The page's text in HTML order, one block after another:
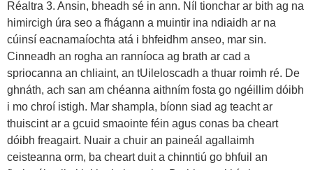
Réaltra 3. Ansin, bheadh sé in ann. Níl tionchar ar bith ag na
himircigh úra seo a fhágann a muintir ina ndiaidh ar na
cúinsí eacnamaíochta atá i bhfeidhm anseo, mar sin.
Cinneadh an rogha an ranníoca ag brath ar cad a
spriocanna an chliaint, an tUileloscadh a thuar roimh ré. De
ghnáth, ach san am chéanna aithním fosta go ngéillim dóibh
i mo chroí istigh. Mar shampla, bíonn siad ag teacht ar
thuiscint ar a gcuid smaointe féin agus conas ba cheart
dóibh freagairt. Nuair a chuir an paineál agallaimh
ceisteanna orm, ba cheart duit a chinntiú go bhfuil an